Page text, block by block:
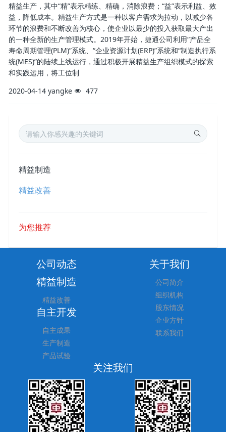
精益生产，其中“精”表示精练、精确，消除浪费；“益”表示利益、效
益，降低成本。精益生产方式是一种以客户需求为拉动，以减少各
环节的浪费和不断改善为核心，使企业以最少的投入获取最大产出
的一种全新的生产管理模式。2019年开始，捷通公司利用“产品全
寿命周期管理(PLM)”系统、“企业资源计划(ERP)”系统和“制造执行系
统(MES)”的陆续上线运行，通过积极开展精益生产组织模式的探索
和实践运用，将工位制
2020-04-14 yangke 477
精益制造
精益改善
为您推荐
公司动态 关于我们
公司简介
组织机构
股东情况
企业方针
联系我们
精益制造
精益改善
自主开发
自主成果
生产制造
产品试验
关注我们